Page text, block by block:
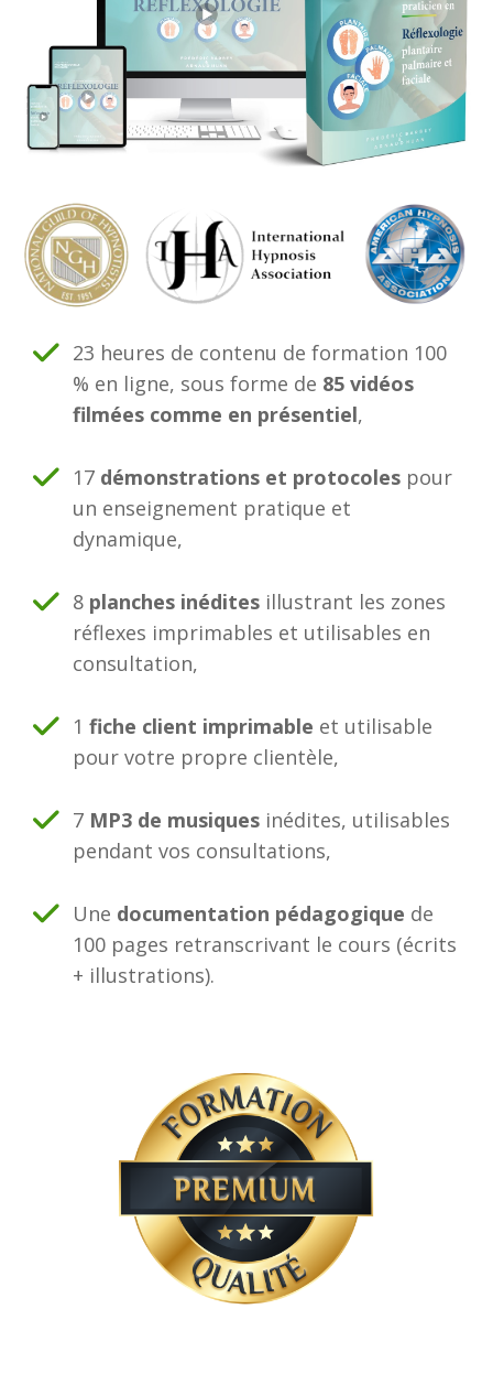
23 heures de contenu de formation 100
% en ligne, sous forme de 85 vidéos
filmées comme en présentiel,
17 démonstrations et protocoles pour
un enseignement pratique et
dynamique,
8 planches inédites illustrant les zones
réflexes imprimables et utilisables en
consultation,
1 fiche client imprimable et utilisable
pour votre propre clientèle,
7 MP3 de musiques inédites, utilisables
pendant vos consultations,
Une documentation pédagogique de
100 pages retranscrivant le cours (écrits
+ illustrations).